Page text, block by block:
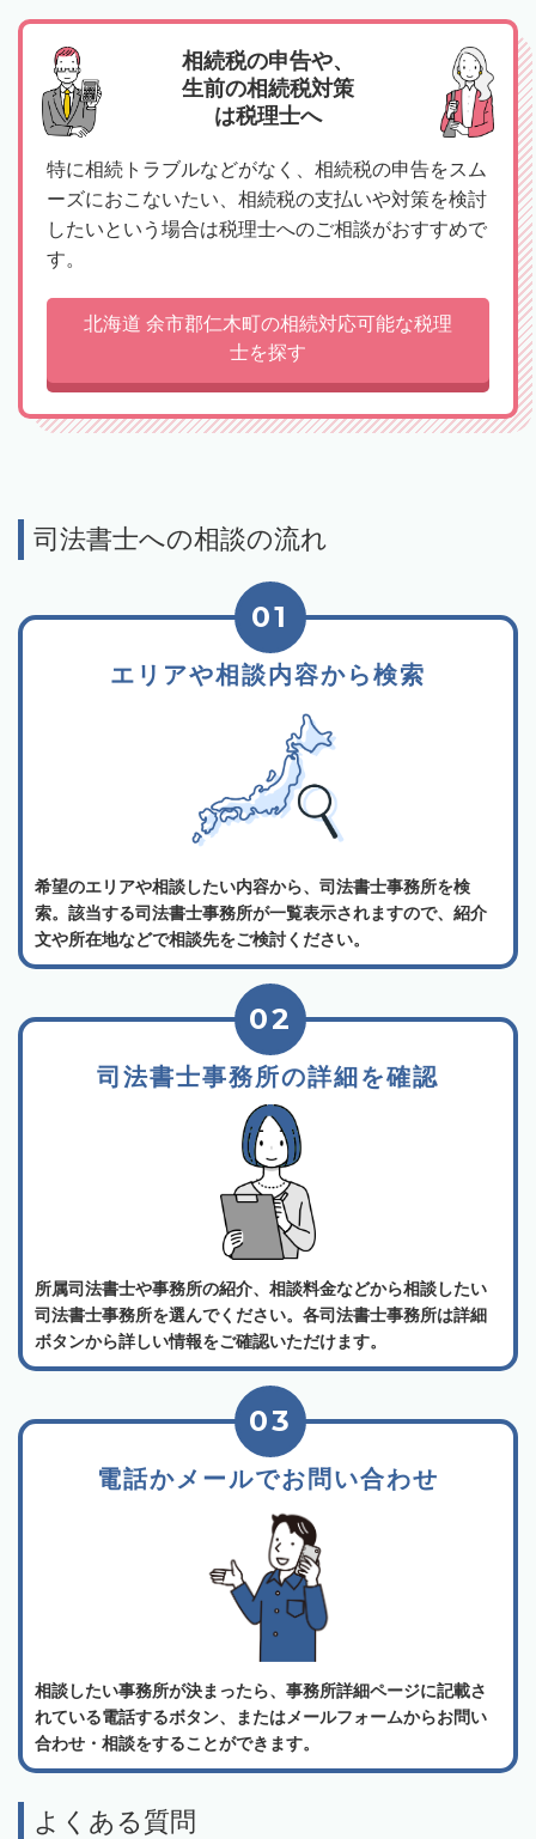
相続税の申告や、
生前の相続税対策
は税理士へ
特に相続トラブルなどがなく、相続税の申告をスム
ーズにおこないたい、相続税の支払いや対策を検討
したいという場合は税理士へのご相談がおすすめで
す。
北海道 余市郡仁木町の相続対応可能な税理
士を探す
司法書士への相談の流れ
エリアや相談内容から検索
01
希望のエリアや相談したい内容から、司法書士事務所を検
索。該当する司法書士事務所が一覧表示されますので、紹介
文や所在地などで相談先をご検討ください。
司法書士事務所の詳細を確認
02
所属司法書士や事務所の紹介、相談料金などから相談したい
司法書士事務所を選んでください。各司法書士事務所は詳細
ボタンから詳しい情報をご確認いただけます。
電話かメールでお問い合わせ
03
相談したい事務所が決まったら、事務所詳細ページに記載さ
れている電話するボタン、またはメールフォームからお問い
合わせ・相談をすることができます。
よくある質問